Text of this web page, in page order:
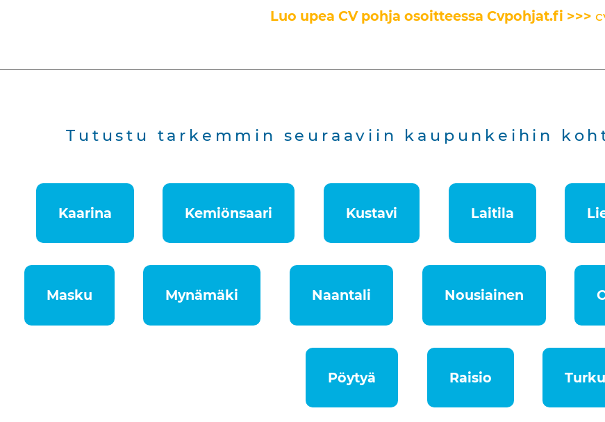
Luo upea CV pohja osoitteessa Cvpohjat.fi >>>
Tutustu tarkemmin seuraaviin kaupunkeihin
Kaarina Kemiönsaari Kustavi Laitila
Masku Mynämäki Naantali Nousiainen
Pöytyä Raisio Turku